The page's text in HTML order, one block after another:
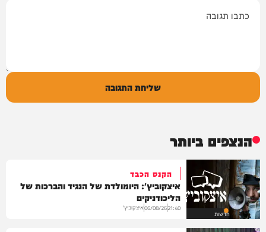
שליחת התגובה
הנצפים ביותר
חדשות
הקנס הכבד
איצקוביץ': היומולדת של הנגיד והברכות של
הליכודניקים
21:40
06/08/26איצקוביץ'